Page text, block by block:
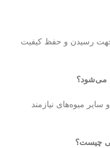
رسیدن و حفظ کیفیت
می‌شود؟
سایر میوه‌های نیازمند
چیست؟